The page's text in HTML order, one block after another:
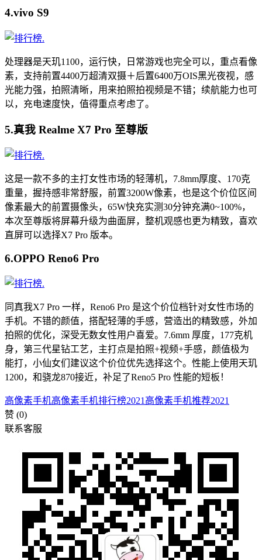
4.vivo S9
.
处理器是天玑1100，运行快，日常游戏也完全可以，重点看像
素，支持前置4400万超清双摄＋后置6400万OIS黑光夜视，感
光能力强，拍照清晰，用来拍照拍视频是不错；续航能力也可
以，充电速度快，值得重点考虑了。
5.真我 Realme X7 Pro 至尊版
.
这是一款不多的主打女性市场的轻薄机，7.8mm厚度、170克
重量，握持感非常舒服，前置3200W像素，也是这个价位区间
像素最大的前置摄像头，65W快充实测30分钟充满0~100%，
本次至尊版将屏幕升级为曲面屏，整机观感也更为精致，喜欢
直屏可以选择X7 Pro 版本。
6.OPPO Reno6 Pro
.
同真我X7 Pro 一样，Reno6 Pro 是这个价位档针对女性市场的
手机。不错的颜值，搭配轻薄的手感，营造出的精致感，外加
拍照的优化，深受无数女性用户喜爱。7.6mm 厚度，177克机
身，第三代星钻工艺，主打点是拍照+视频+手感，颜值极为
能打，小仙女们建议这个价位优先选择这个。性能上使用天玑
1200，和骁龙870接近，补足了Reno5 Pro 性能的短板！
高像素手机高像素手机排行榜2021高像素手机推荐2021
赞 (0)
联系客服